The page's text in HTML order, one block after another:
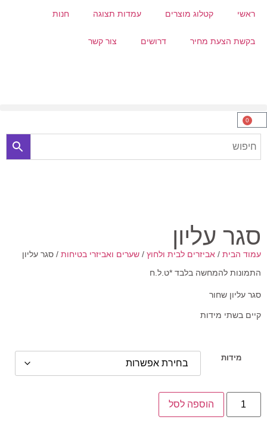
ראשי קטלוג מוצרים עמדות תצוגה חנות
בקשת הצעת מחיר דרושים צור קשר
0
סגר עליון
עמוד הבית/ אביזרים לבית ולחוץ/ שערים ואביזרי בטיחות/ סגר עליון
התמונות להמחשה בלבד *ט.ל.ח
סגר עליון שחור
קיים בשתי מידות
מידות
הוספה לסל